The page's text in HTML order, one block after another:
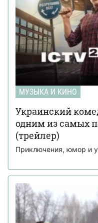
МУЗЫКА И КИНО
Украинский
одним из самых
(трейлер)
Приключения, юмор и